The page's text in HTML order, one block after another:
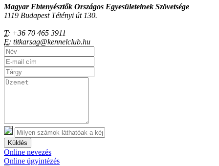
Magyar Ebtenyésztők Országos Egyesületeinek Szövetsége
1119 Budapest Tétényi út 130.
T: +36 70 465 3911
E: titkarsag@kennelclub.hu
Küldés
Online nevezés
Online ügyintézés